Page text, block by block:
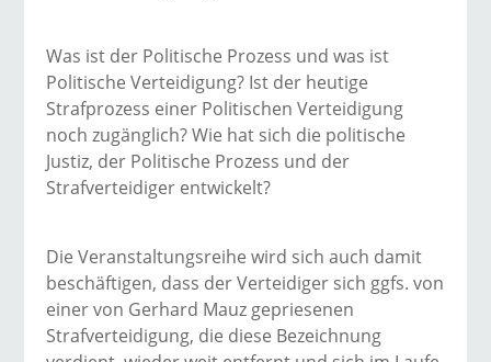
Was ist der Politische Prozess und was ist
Politische Verteidigung? Ist der heutige
Strafprozess einer Politischen Verteidigung
noch zugänglich? Wie hat sich die politische
Justiz, der Politische Prozess und der
Strafverteidiger entwickelt?
Die Veranstaltungsreihe wird sich auch damit
beschäftigen, dass der Verteidiger sich ggfs. von
einer von Gerhard Mauz gepriesenen
Strafverteidigung, die diese Bezeichnung